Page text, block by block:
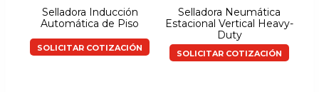
Selladora Inducción
Automática de Piso
SOLICITAR COTIZACIÓN
Selladora Neumática
Estacional Vertical Heavy-
Duty
SOLICITAR COTIZACIÓN